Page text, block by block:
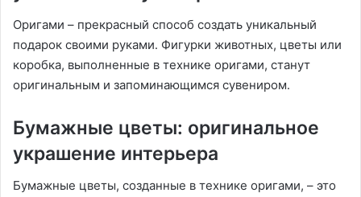
Оригами – прекрасный способ создать уникальный
подарок своими руками․ Фигурки животных, цветы или
коробка, выполненные в технике оригами, станут
оригинальным и запоминающимся сувениром․
Бумажные цветы: оригинальное
украшение интерьера
Бумажные цветы, созданные в технике оригами, – это